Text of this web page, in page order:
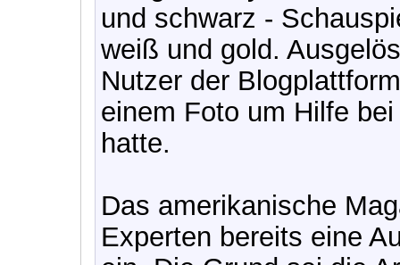
und schwarz -
weiß und gold.
Nutzer der
einem Foto um Hilfe
hatte.
Das amerikanische
Experten bereits eine